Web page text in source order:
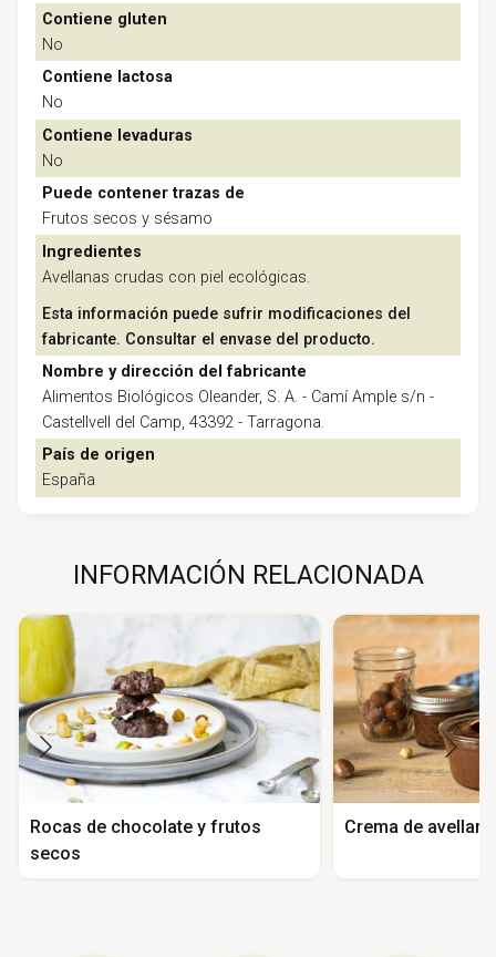
Contiene gluten
No
Contiene lactosa
No
Contiene levaduras
No
Puede contener trazas de
Frutos secos y sésamo
Ingredientes
Avellanas crudas con piel ecológicas.
Esta información puede sufrir modificaciones del
fabricante. Consultar el envase del producto.
Nombre y dirección del fabricante
Alimentos Biológicos Oleander, S. A. - Camí Ample s/n -
Castellvell del Camp, 43392 - Tarragona.
País de origen
España
INFORMACIÓN RELACIONADA
Rocas de chocolate y frutos
secos
Crema de